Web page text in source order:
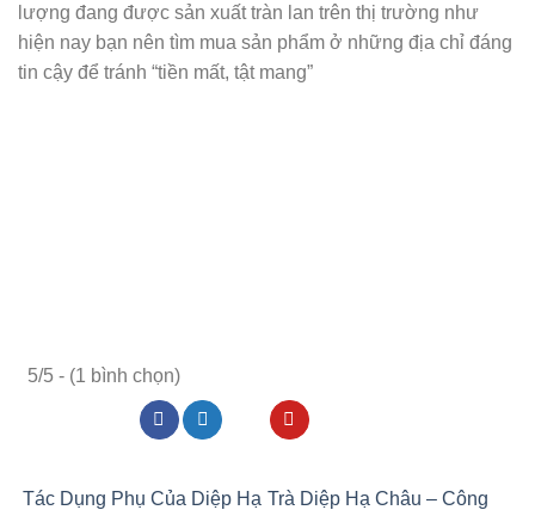
lượng đang được sản xuất tràn lan trên thị trường như
hiện nay bạn nên tìm mua sản phẩm ở những địa chỉ đáng
tin cậy để tránh “tiền mất, tật mang”
5/5 - (1 bình chọn)
Tác Dụng Phụ Của Diệp Hạ Trà Diệp Hạ Châu – Công